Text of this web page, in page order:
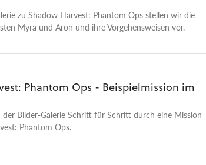
zu Shadow Harvest: Phantom Ops stellen wir die
Myra und Aron und ihre Vorgehensweisen vor.
Phantom Ops - Beispielmission im
Bilder-Galerie Schritt für Schritt durch eine Mission
Phantom Ops.